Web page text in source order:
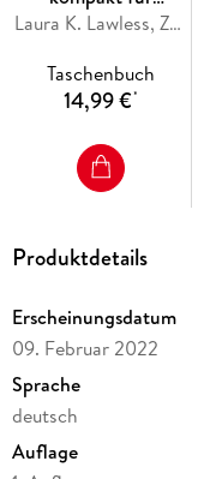
Dummies
Laura K. Lawless, Zoe Erotopoulos
Taschenbuch
14,99 €*
Produktdetails
Erscheinungsdatum
09. Februar 2022
Sprache
deutsch
Auflage